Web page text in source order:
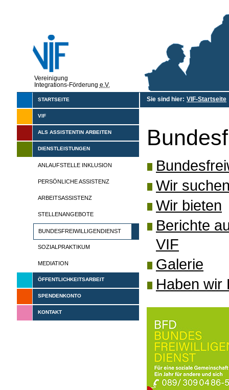
Vereinigung
Integrations-Förderung e.V.
STARTSEITE
VIF
ALS ASSISTENTIN ARBEITEN
DIENSTLEISTUNGEN
ANLAUFSTELLE INKLUSION
PERSÖNLICHE ASSISTENZ
ARBEITSASSISTENZ
STELLENANGEBOTE
BUNDESFREIWILLIGENDIENST
SOZIALPRAKTIKUM
MEDIATION
ÖFFENTLICHKEITSARBEIT
SPENDENKONTO
KONTAKT
Sie sind hier: VIF-Startseite
Wir
Wir bieten
Berichte
VIF
Galerie
Haben wir